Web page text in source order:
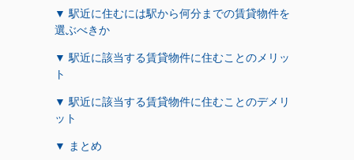
▼ 駅近に住むには駅から何分までの賃貸物件を
選ぶべきか
▼ 駅近に該当する賃貸物件に住むことのメリッ
ト
▼ 駅近に該当する賃貸物件に住むことのデメリ
ット
▼ まとめ